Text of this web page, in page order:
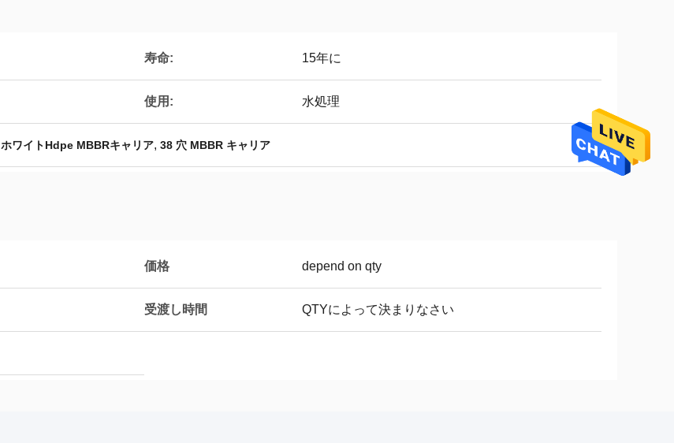
寿命: 15年に
使用: 水処理
ホワイトHdpe MBBRキャリア, 38 穴 MBBR キャリア
価格 depend on qty
受渡し時間 QTYによって決まりなさい